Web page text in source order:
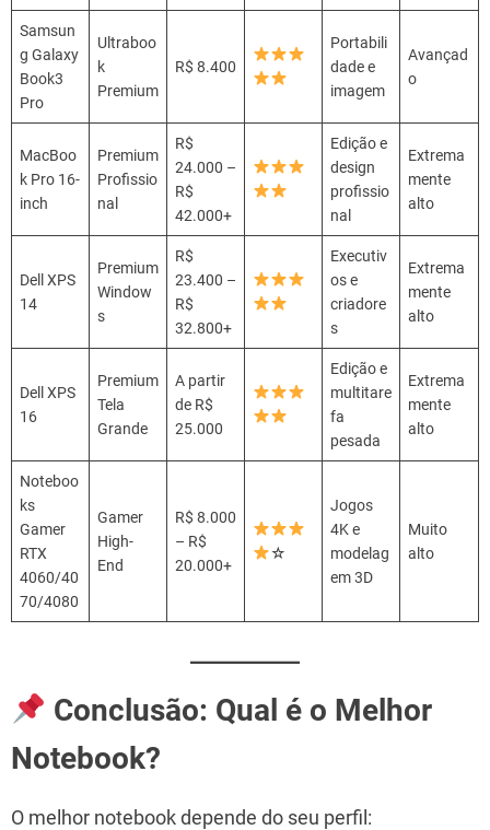
Samsun
g Galaxy
Book3
Pro
Ultraboo
k
Premium
R$ 8.400
Portabili
dade e
imagem
Avançad
o
MacBoo
k Pro 16-
inch
Premium
Profissio
nal
R$
24.000 –
R$
42.000+
Edição e
design
profissio
nal
Extrema
mente
alto
Dell XPS
14
Premium
Window
s
R$
23.400 –
R$
32.800+
Executiv
os e
criadore
s
Extrema
mente
alto
Dell XPS
16
Premium
Tela
Grande
A partir
de R$
25.000
Edição e
multitare
fa
pesada
Extrema
mente
alto
Noteboo
ks
Gamer
RTX
4060/40
70/4080
Gamer
High-
End
R$ 8.000
– R$
20.000+
☆
Jogos
4K e
modelag
em 3D
Muito
alto
Conclusão: Qual é o Melhor
Notebook?
O melhor notebook depende do seu perfil: